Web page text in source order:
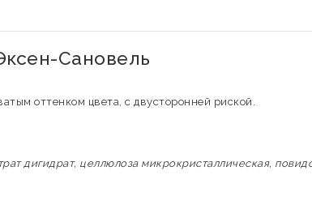
Сановель
оттенком цвета, с двусторонней риской.
дигидрат, целлюлоза микрокристаллическая,